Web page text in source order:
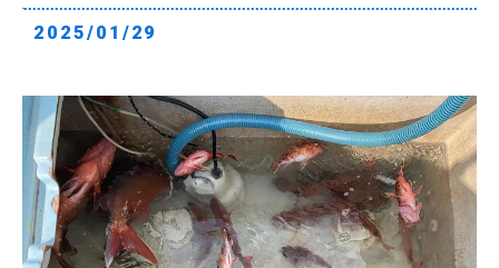
2025/01/29